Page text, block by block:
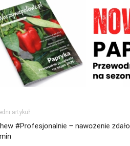
artykuł
#Profesjonalnie – nawożenie zdało